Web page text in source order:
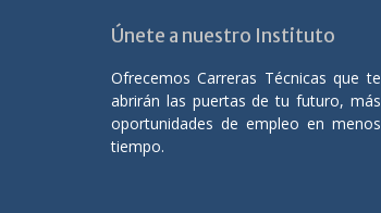
Únete a nuestro Instituto
Ofrecemos Carreras Técnicas que te
abrirán las puertas de tu futuro, más
oportunidades de empleo en menos
tiempo.